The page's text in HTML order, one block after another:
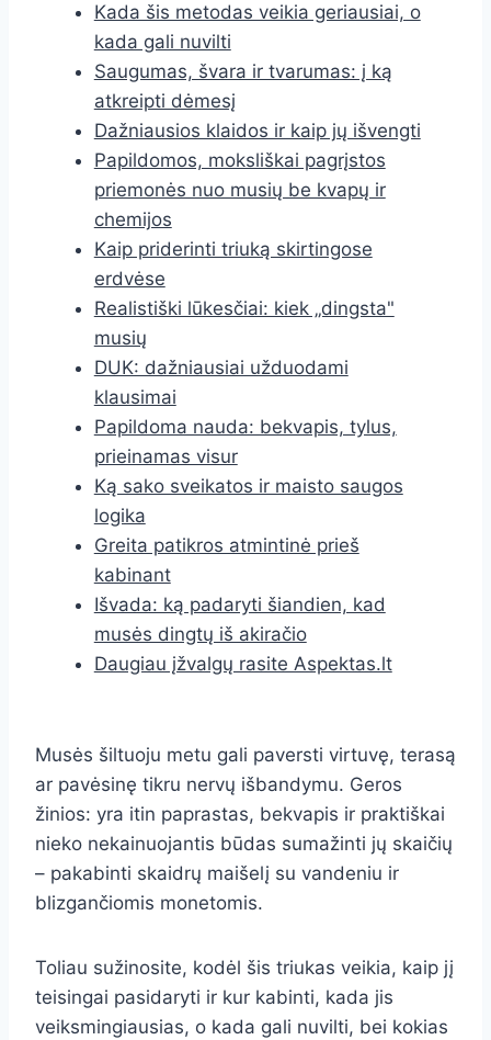
Kada šis metodas veikia geriausiai, o
kada gali nuvilti
Saugumas, švara ir tvarumas: į ką
atkreipti dėmesį
Dažniausios klaidos ir kaip jų išvengti
Papildomos, moksliškai pagrįstos
priemonės nuo musių be kvapų ir
chemijos
Kaip priderinti triuką skirtingose
erdvėse
Realistiški lūkesčiai: kiek „dingsta"
musių
DUK: dažniausiai užduodami
klausimai
Papildoma nauda: bekvapis, tylus,
prieinamas visur
Ką sako sveikatos ir maisto saugos
logika
Greita patikros atmintinė prieš
kabinant
Išvada: ką padaryti šiandien, kad
musės dingtų iš akiračio
Daugiau įžvalgų rasite Aspektas.lt
Musės šiltuoju metu gali paversti virtuvę, terasą
ar pavėsinę tikru nervų išbandymu. Geros
žinios: yra itin paprastas, bekvapis ir praktiškai
nieko nekainuojantis būdas sumažinti jų skaičių
– pakabinti skaidrų maišelį su vandeniu ir
blizgančiomis monetomis.
Toliau sužinosite, kodėl šis triukas veikia, kaip jį
teisingai pasidaryti ir kur kabinti, kada jis
veiksmingiausias, o kada gali nuvilti, bei kokias